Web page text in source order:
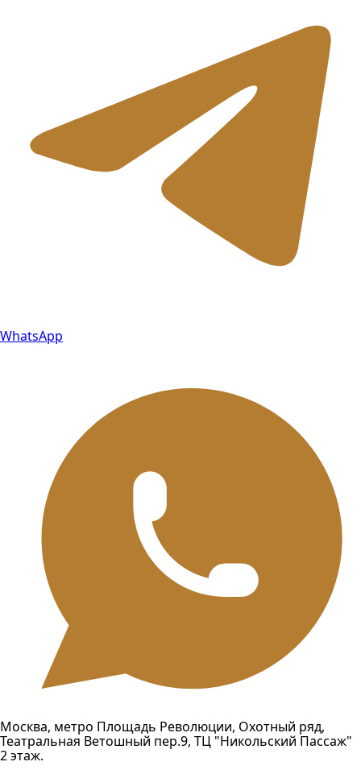
WhatsApp
Москва, метро Площадь Революции, Охотный ряд,
Театральная Ветошный пер.9, ТЦ "Никольский Пассаж"
2 этаж.